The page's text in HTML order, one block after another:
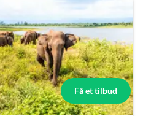
Få et tilbud